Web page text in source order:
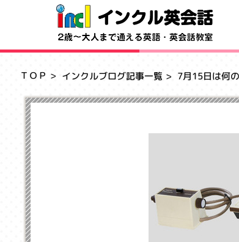
ＴＯＰ インクルブログ記事一覧 7月15日は何